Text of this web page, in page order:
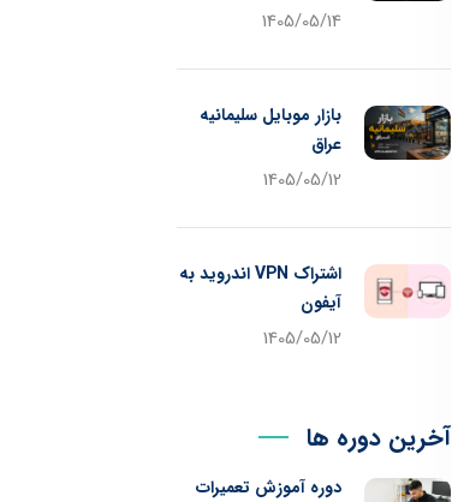
1405/05/14
بازار موبایل سلیمانیه
عراق
1405/05/12
اشتراک VPN اندروید به
آیفون
1405/05/12
آخرین دوره ها
دوره آموزش تعمیرات